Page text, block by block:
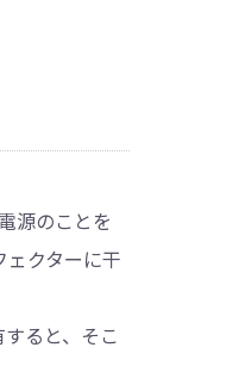
源のことを
クターに干
ると、そこ